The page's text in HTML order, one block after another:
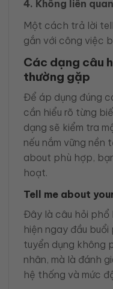
4. Không liên
Một cách trả lời
gắn với công việc
Các dạng câu
thường gặp
Để áp dụng đúng
cần hiểu rõ từng
dạng sẽ kiểm tra
nếu nắm vững nền
about phù hợp,
hoạt.
Tell me about
Đây là câu hỏi
hiện ngay đầu
tuyển dụng không
nhân, mà là đánh
hệ thống và mức